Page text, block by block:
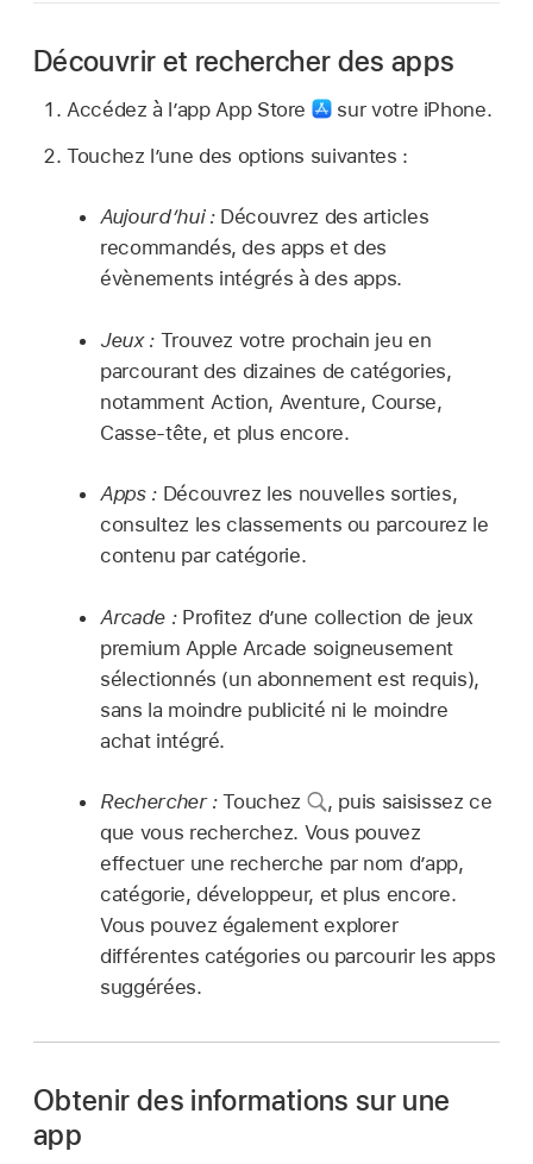
Découvrir et rechercher des apps
Accédez à l’app App Store
sur votre iPhone.
Touchez l’une des options suivantes :
Aujourd’hui : Découvrez des articles
recommandés, des apps et des
évènements intégrés à des apps.
Jeux : Trouvez votre prochain jeu en
parcourant des dizaines de catégories,
notamment Action, Aventure, Course,
Casse-tête, et plus encore.
Apps : Découvrez les nouvelles sorties,
consultez les classements ou parcourez le
contenu par catégorie.
Arcade : Profitez d’une collection de jeux
premium Apple Arcade soigneusement
sélectionnés (un abonnement est requis),
sans la moindre publicité ni le moindre
achat intégré.
Rechercher :Touchez , puis saisissez ce
que vous recherchez. Vous pouvez
effectuer une recherche par nom d’app,
catégorie, développeur, et plus encore.
Vous pouvez également explorer
différentes catégories ou parcourir les apps
suggérées.
Obtenir des informations sur une
app